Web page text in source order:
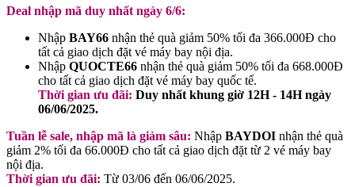
Deal nhập mã duy nhất ngày 6/6:
Nhập BAY66 nhận thẻ quà giảm 50% tối đa 366.000Đ cho
tất cả giao dịch đặt vé máy bay nội địa.
Nhập QUOCTE66 nhận thẻ quà giảm 50% tối đa 668.000Đ
cho tất cả giao dịch đặt vé máy bay quốc tế.
Thời gian ưu đãi: Duy nhất khung giờ 12H - 14H ngày
06/06/2025.
Tuần lễ sale, nhập mã là giảm sâu: Nhập BAYDOI nhận thẻ quà
giảm 2% tối đa 66.000Đ cho tất cả giao dịch đặt từ 2 vé máy bay
nội địa.
Thời gian ưu đãi: Từ 03/06 đến 06/06/2025.